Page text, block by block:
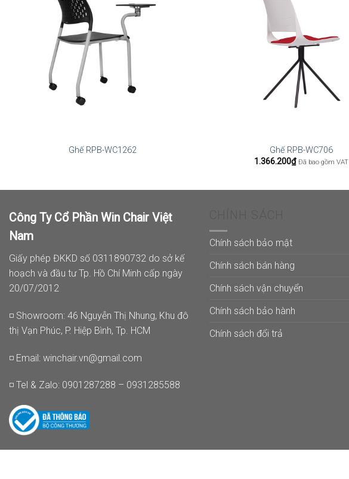
Ghế RPB-WC1262
Ghế RPB-WC706
1.366.200₫ Đã bao gồm VAT
Công Ty Cổ Phần Win Chair Việt
Nam
Giấy phép ĐKKD số 0311890732 do sở kế
hoạch và đầu tư Tp. Hồ Chí Minh cấp ngày
20/07/2012
◽ Showroom: 46 Nguyễn Thị Nhung, Khu đô
thị Vạn Phúc, P. Hiệp Bình, Tp. HCM
◽ Email: winchair.vn@gmail.com
◽ Tel & Zalo: 0901287288 – 0931285588
Chính sách bảo mật
Chính sách bán hàng
Chính sách vận chuyển
Chính sách bảo hành
Chính sách đổi trả